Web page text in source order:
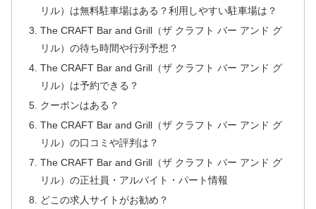
リル）は無料駐車場はある？利用しやすい駐車場は？
The CRAFT Bar and Grill（ザ クラフト バー アンド グ
リル）の待ち時間や行列予想？
The CRAFT Bar and Grill（ザ クラフト バー アンド グ
リル）は予約できる？
クーポンはある？
The CRAFT Bar and Grill（ザ クラフト バー アンド グ
リル）の口コミや評判は？
The CRAFT Bar and Grill（ザ クラフト バー アンド グ
リル）の正社員・アルバイト・パート情報
どこの求人サイトがお勧め？